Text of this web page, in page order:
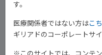
す。
医療関係者ではない方はこ
ギリアドのコーポレートサ